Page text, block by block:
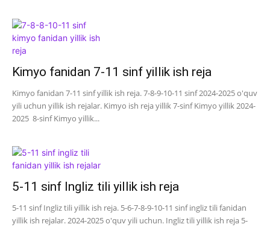
Kimyo fanidan 7-11 sinf yillik ish reja
Kimyo fanidan 7-11 sinf yillik ish reja. 7-8-9-10-11 sinf 2024-2025 o'quv
yili uchun yillik ish rejalar. Kimyo ish reja yillik 7-sinf Kimyo yillik 2024-
2025 8-sinf Kimyo yillik...
5-11 sinf Ingliz tili yillik ish reja
5-11 sinf Ingliz tili yillik ish reja. 5-6-7-8-9-10-11 sinf ingliz tili fanidan
yillik ish rejalar. 2024-2025 o'quv yili uchun. Ingliz tili yillik ish reja 5-